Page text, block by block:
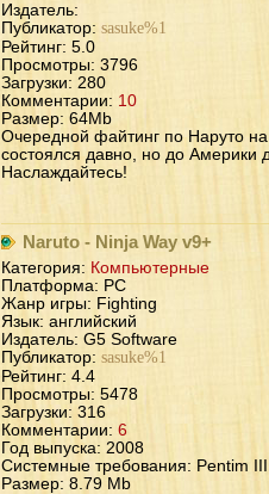
Издатель:
Публикатор: sasuke%1
Рейтинг: 5.0
Просмотры: 3796
Загрузки: 280
Комментарии: 10
Размер: 64Mb
Очередной файтинг по Наруто
состоялся давно, но до Америки
Наслаждайтесь!
Naruto - Ninja Way v9+
Категория: Компьютерные
Платформа: PC
Жанр игры: Fighting
Язык: английский
Издатель: G5 Software
Публикатор: sasuke%1
Рейтинг: 4.4
Просмотры: 5478
Загрузки: 316
Комментарии: 6
Год выпуска: 2008
Системные требования: Pentim
Размер: 8.79 Mb